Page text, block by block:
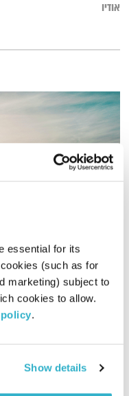
essential for its
(such as for
marketing) subject to
cookies to allow.
.
Show details
אודיו
כל יום מחדש – 3.8.25
כל יום מחדש
אמיר פרי
03.08.25
00:59:46
אודיו